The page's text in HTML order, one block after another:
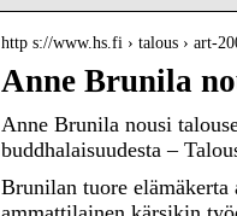
http s://www.hs.fi › talous › art-
Anne Brunila
Anne Brunila nousi
buddhalaisuudesta –
Brunilan tuore elämäkerta